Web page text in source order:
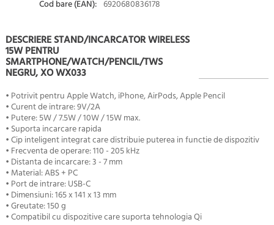
Cod bare (EAN): 6920680836178
DESCRIERE STAND/INCARCATOR WIRELESS
15W PENTRU
SMARTPHONE/WATCH/PENCIL/TWS
NEGRU, XO WX033
• Potrivit pentru Apple Watch, iPhone, AirPods, Apple Pencil
• Curent de intrare: 9V/2A
• Putere: 5W / 7.5W / 10W / 15W max.
• Suporta incarcare rapida
• Cip inteligent integrat care distribuie puterea in functie de dispozitiv
• Frecventa de operare: 110 - 205 kHz
• Distanta de incarcare: 3 - 7 mm
• Material: ABS + PC
• Port de intrare: USB-C
• Dimensiuni: 165 x 141 x 13 mm
• Greutate: 150 g
• Compatibil cu dispozitive care suporta tehnologia Qi